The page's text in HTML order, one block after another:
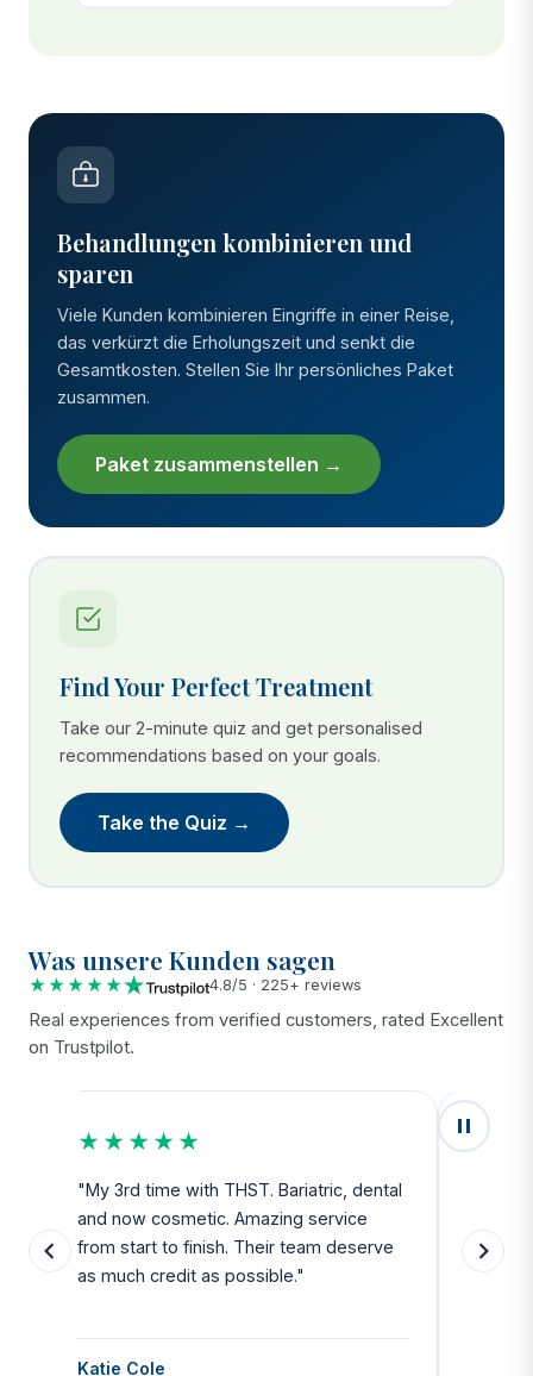
Behandlungen kombinieren und
sparen
Viele Kunden kombinieren Eingriffe in einer Reise,
das verkürzt die Erholungszeit und senkt die
Gesamtkosten. Stellen Sie Ihr persönliches Paket
zusammen.
Paket zusammenstellen →
Find Your Perfect Treatment
Take our 2-minute quiz and get personalised
recommendations based on your goals.
Take the Quiz →
Was unsere Kunden sagen
★★★★★ 4.8/5 · 225+ reviews
Real experiences from verified customers, rated Excellent
on Trustpilot.
★★★★★
"My 3rd time with THST. Bariatric, dental
and now cosmetic. Amazing service
from start to finish. Their team deserve
as much credit as possible."
Katie Cole
side